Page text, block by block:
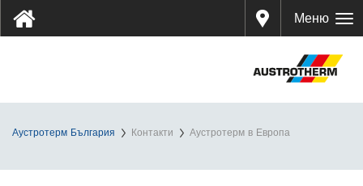
Дистр
ибуто
Меню
Аустротерм България Контакти Аустротерм в Европа